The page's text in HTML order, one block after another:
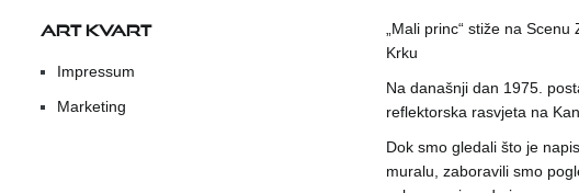
ART KVART
Impressum
Marketing
„Mali princ“ stiže na Scenu
Krku
Na današnji dan 1975.
reflektorska rasvjeta na
Dok smo gledali što je
muralu, zaboravili smo